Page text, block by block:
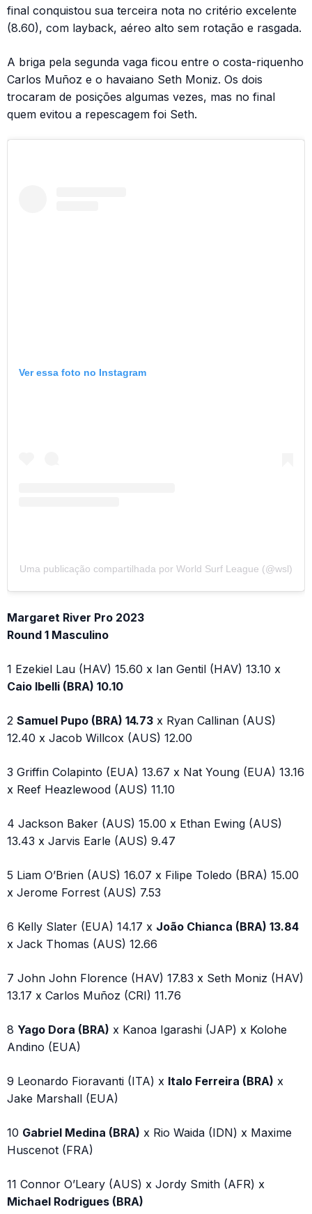
final conquistou sua terceira nota no critério excelente
(8.60), com layback, aéreo alto sem rotação e rasgada.
A briga pela segunda vaga ficou entre o costa-riquenho
Carlos Muñoz e o havaiano Seth Moniz. Os dois
trocaram de posições algumas vezes, mas no final
quem evitou a repescagem foi Seth.
Ver essa foto no Instagram
Uma publicação compartilhada por World Surf League (@wsl)
Margaret River Pro 2023
Round 1 Masculino
1 Ezekiel Lau (HAV) 15.60 x Ian Gentil (HAV) 13.10 x
Caio Ibelli (BRA) 10.10
2 Samuel Pupo (BRA) 14.73 x Ryan Callinan (AUS)
12.40 x Jacob Willcox (AUS) 12.00
3 Griffin Colapinto (EUA) 13.67 x Nat Young (EUA) 13.16
x Reef Heazlewood (AUS) 11.10
4 Jackson Baker (AUS) 15.00 x Ethan Ewing (AUS)
13.43 x Jarvis Earle (AUS) 9.47
5 Liam O’Brien (AUS) 16.07 x Filipe Toledo (BRA) 15.00
x Jerome Forrest (AUS) 7.53
6 Kelly Slater (EUA) 14.17 x João Chianca (BRA) 13.84
x Jack Thomas (AUS) 12.66
7 John John Florence (HAV) 17.83 x Seth Moniz (HAV)
13.17 x Carlos Muñoz (CRI) 11.76
8 Yago Dora (BRA) x Kanoa Igarashi (JAP) x Kolohe
Andino (EUA)
9 Leonardo Fioravanti (ITA) x Italo Ferreira (BRA) x
Jake Marshall (EUA)
10 Gabriel Medina (BRA) x Rio Waida (IDN) x Maxime
Huscenot (FRA)
11 Connor O’Leary (AUS) x Jordy Smith (AFR) x
Michael Rodrigues (BRA)